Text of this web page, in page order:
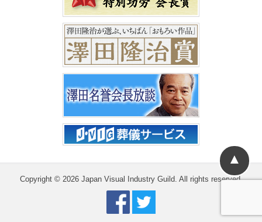
Copyright © 2026 Japan Visual Industry Guild. All rights reserved.
▲